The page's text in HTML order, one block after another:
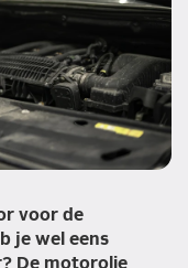
voor de
je wel eens
De motorolie